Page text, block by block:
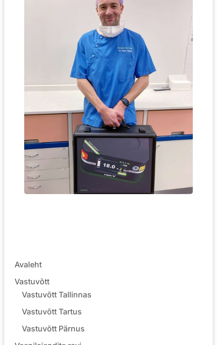
Avaleht
Vastuvõtt
Vastuvõtt Tallinnas
Vastuvõtt Tartus
Vastuvõtt Pärnus